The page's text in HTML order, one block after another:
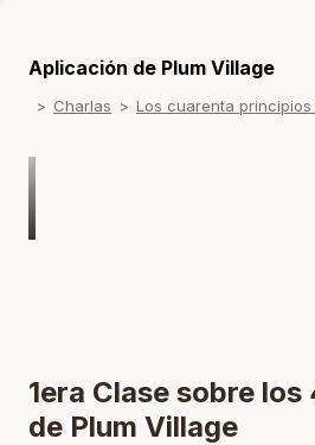
Aplicación de Plum Village
Charlas Los cuarenta principios
1era Clase sobre
de Plum Village